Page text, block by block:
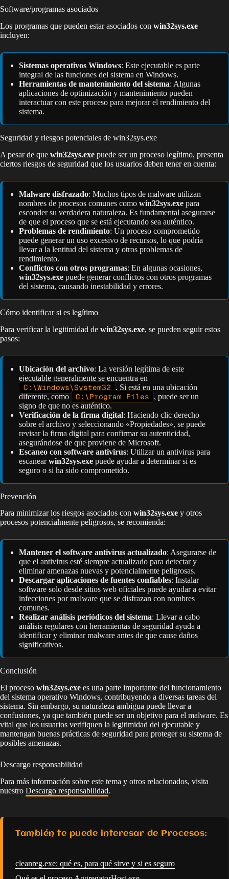
Software/programas asociados
Los programas que pueden estar asociados con win32sys.exe
incluyen:
Sistemas operativos Windows: Este ejecutable es parte
integral de las funciones del sistema en Windows.
Herramientas de mantenimiento del sistema: Algunas
aplicaciones de optimización y mantenimiento pueden
interactuar con este proceso para mejorar el rendimiento del
sistema.
Seguridad y riesgos potenciales de win32sys.exe
A pesar de que win32sys.exe puede ser un proceso legítimo, presenta
ciertos riesgos de seguridad que los usuarios deben tener en cuenta:
Malware disfrazado: Muchos tipos de malware utilizan
nombres de procesos comunes como win32sys.exe para
esconder su verdadera naturaleza. Es fundamental asegurarse
de que el proceso que se está ejecutando sea auténtico.
Problemas de rendimiento: Un proceso comprometido
puede generar un uso excesivo de recursos, lo que podría
llevar a la lentitud del sistema y otros problemas de
rendimiento.
Conflictos con otros programas: En algunas ocasiones,
win32sys.exe puede generar conflictos con otros programas
del sistema, causando inestabilidad y errores.
Cómo identificar si es legítimo
Para verificar la legitimidad de win32sys.exe, se pueden seguir estos
pasos:
Ubicación del archivo: La versión legítima de este
ejecutable generalmente se encuentra en
C:\Windows\System32
. Si está en una ubicación
diferente, como C:\Program Files
, puede ser un
signo de que no es auténtico.
Verificación de la firma digital: Haciendo clic derecho
sobre el archivo y seleccionando «Propiedades», se puede
revisar la firma digital para confirmar su autenticidad,
asegurándose de que proviene de Microsoft.
Escaneo con software antivirus: Utilizar un antivirus para
escanearwin32sys.exe puede ayudar a determinar si es
seguro o si ha sido comprometido.
Prevención
Para minimizar los riesgos asociados con win32sys.exe y otros
procesos potencialmente peligrosos, se recomienda:
Mantener el software antivirus actualizado: Asegurarse de
que el antivirus esté siempre actualizado para detectar y
eliminar amenazas nuevas y potencialmente peligrosas.
Descargar aplicaciones de fuentes confiables: Instalar
software solo desde sitios web oficiales puede ayudar a evitar
infecciones por malware que se disfrazan con nombres
comunes.
Realizar análisis periódicos del sistema: Llevar a cabo
análisis regulares con herramientas de seguridad ayuda a
identificar y eliminar malware antes de que cause daños
significativos.
Conclusión
El proceso win32sys.exe es una parte importante del funcionamiento
del sistema operativo Windows, contribuyendo a diversas tareas del
sistema. Sin embargo, su naturaleza ambigua puede llevar a
confusiones, ya que también puede ser un objetivo para el malware. Es
vital que los usuarios verifiquen la legitimidad del ejecutable y
mantengan buenas prácticas de seguridad para proteger su sistema de
posibles amenazas.
Descargo responsabilidad
Para más información sobre este tema y otros relacionados, visita
nuestro Descargo responsabilidad.
También te puede interesar de Procesos:
cleanreg.exe: qué es, para qué sirve y si es seguro